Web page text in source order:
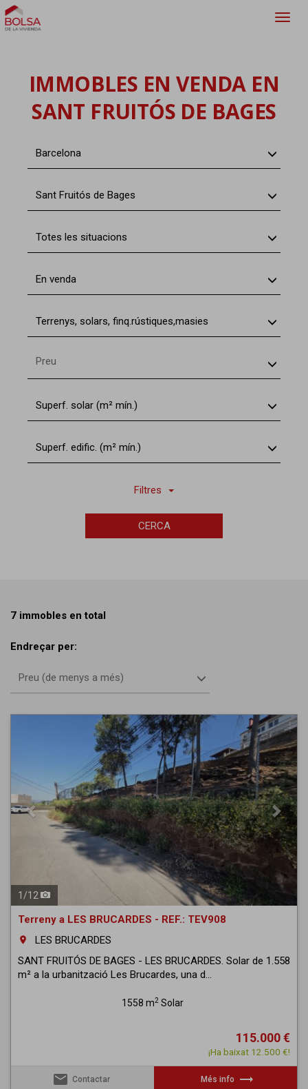
IMMOBLES EN VENDA EN
SANT FRUITÓS DE BAGES
Barcelona
Sant Fruitós de Bages
Totes les situacions
En venda
Terrenys, solars, finq.rústiques,masies
Preu
Superf. solar (m² mín.)
Superf. edific. (m² mín.)
Filtres
CERCA
7 immobles en total
Endreçar per:
Preu (de menys a més)
Next
1 /12
Terreny a LES BRUCARDES - REF.: TEV908
room
LES BRUCARDES
SANT FRUITÓS DE BAGES - LES BRUCARDES. Solar de 1.558
m² a la urbanització Les Brucardes, una d...
1558 m2Solar
115.000 €
¡Ha baixat 12.500 €!
email Contactar Més info trending_flat